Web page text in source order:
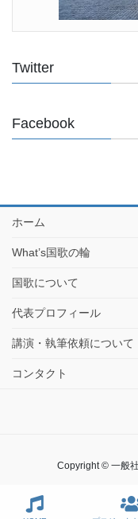
Twitter
Facebook
ホーム
What’s国歌の輪
国歌について
代表プロフィール
講演・執筆依頼について
コンタクト
Copyright © 一般